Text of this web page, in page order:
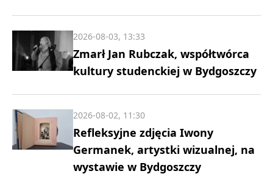
Zmarł Jan Rubczak, współtwórca
kultury studenckiej w Bydgoszczy
2026-08-03, 13:33
Refleksyjne zdjęcia Iwony
Germanek, artystki wizualnej, na
wystawie w Bydgoszczy
2026-08-02, 11:30